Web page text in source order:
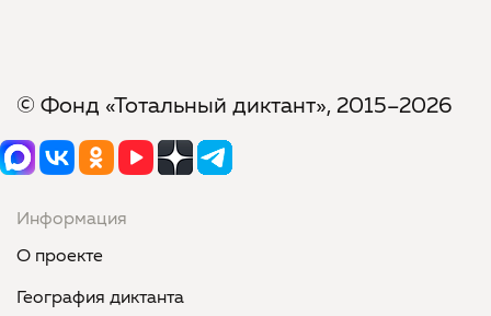
© Фонд «Тотальный диктант», 2015–2026
Информация
О проекте
География диктанта